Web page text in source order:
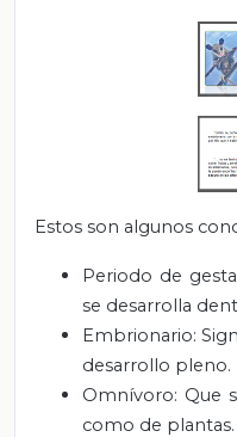
Estos son algunos
Periodo de
se desarrolla
Embrionario:
desarrollo pleno.
Omnívoro: Que
como de plantas.